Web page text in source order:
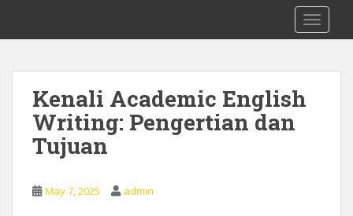
i
0878 8705 9305 Kursus Bahasa Inggis
dari Dasar Untuk Pemula Mataram
Kenali Academic English
Writing: Pengertian dan
Tujuan
May 7, 2025 admin